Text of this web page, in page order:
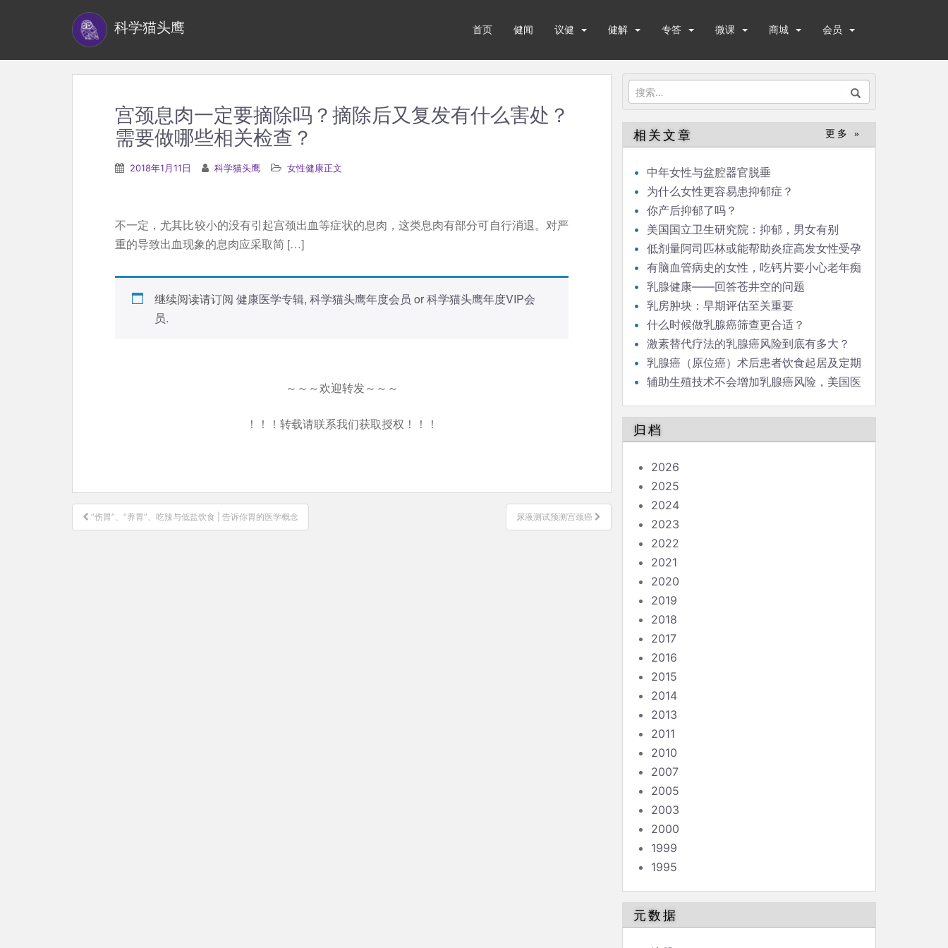
科学猫头鹰 首页 健闻 议健 健解 专答 微课 商城 会员
搜
索：
宫颈息肉一定要摘除吗？摘除后又复发有什么害处？
需要做哪些相关检查？
2018年1月11日 科学猫头鹰 女性健康正文
不一定，尤其比较小的没有引起宫颈出血等症状的息肉，这类息肉有部分可自行消退。对严
重的导致出血现象的息肉应采取简 […]
继续阅读请订阅 健康医学专辑, 科学猫头鹰年度会员 or科学猫头鹰年度VIP会
员.
～～～欢迎转发～～～
！！！转载请联系我们获取授权！！！
文
章
“伤胃”、“养胃”、吃辣与低盐饮食 | 告诉你胃的医学概念 尿液测试预测宫颈癌
相关文章 更多 »
中年女性与盆腔器官脱垂
为什么女性更容易患抑郁症？
你产后抑郁了吗？
美国国立卫生研究院：抑郁，男女有别
低剂量阿司匹林或能帮助炎症高发女性受孕
有脑血管病史的女性，吃钙片要小心老年痴
呆！乳腺健康——回答苍井空的问题
乳房肿块：早期评估至关重要
什么时候做乳腺癌筛查更合适？
激素替代疗法的乳腺癌风险到底有多大？
乳腺癌（原位癌）术后患者饮食起居及定期
锻炼的强度、范围有什么需要注意的吗？
辅助生殖技术不会增加乳腺癌风险，美国医
归档
2026
2025
2024
2023
2022
2021
2020
2019
2018
2017
2016
2015
2014
2013
2011
2010
2007
2005
2003
2000
1999
1995
元数据